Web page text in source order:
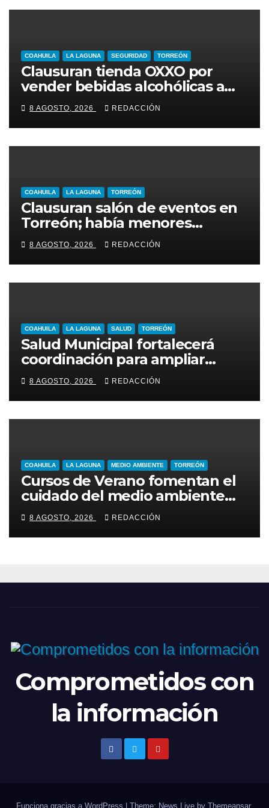
COAHUILA LA LAGUNA SEGURIDAD TORREÓN
Clausuran tienda OXXO por
vender bebidas alcohólicas a
menores de edad
8 AGOSTO, 2026 REDACCIÓN
COAHUILA LA LAGUNA TORREÓN
Clausuran salón de eventos en
Torreón; había menores
alcoholizados durante
inspección
8 AGOSTO, 2026 REDACCIÓN
COAHUILA LA LAGUNA SALUD TORREÓN
Salud Municipal fortalecerá
coordinación para ampliar
programas en Torreón
8 AGOSTO, 2026 REDACCIÓN
COAHUILA LA LAGUNA MEDIO AMBIENTE TORREÓN
Cursos de Verano fomentan el
cuidado del medio ambiente
entre niñas y niños de Torreón
8 AGOSTO, 2026 REDACCIÓN
Comprometidos con
la información
Funciona gracias a WordPress | Theme: News Live by Themeansar.